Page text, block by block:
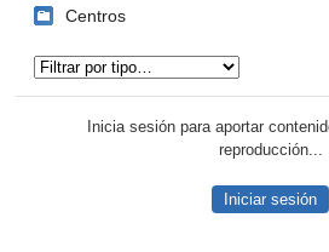
Centros
Inicia sesión para aportar
reproducción...
Iniciar sesión